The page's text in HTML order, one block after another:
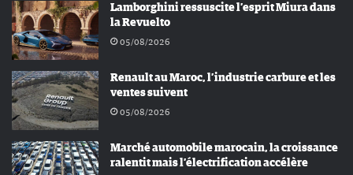
Lamborghini ressuscite l’esprit Miura dans
la Revuelto
05/08/2026
Renault au Maroc, l’industrie carbure et les
ventes suivent
05/08/2026
Marché automobile marocain, la croissance
ralentit mais l’électrification accélère